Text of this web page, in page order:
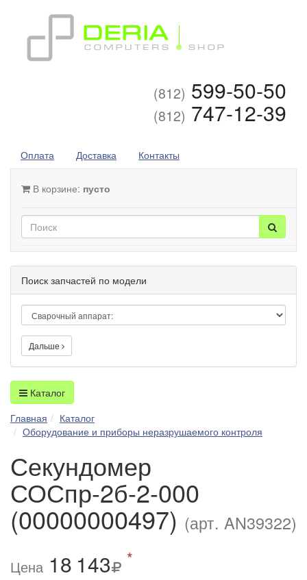
(812) 599-50-50
(812) 747-12-39
Оплата Доставка Контакты
В корзине: пусто
Поиск запчастей по модели
Дальше
Каталог
Главная
Каталог
Оборудование и приборы неразрушаемого контроля
Секундомер
СОСпр-2б-2-000
(00000000497) (арт. AN39322)
Цена 18 143 *